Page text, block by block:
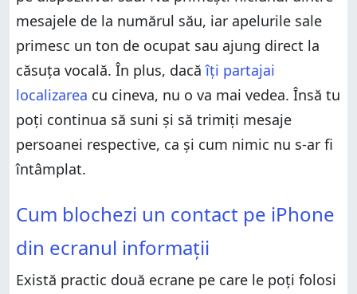
Configurări
Cum blochezi necunoscuții care te sună pe iPhone
Cum blochezi mesaje text pe un iPhone
De ce ai vrut să știi cum blochezi apeluri pe iPhone?
mesajele de la numărul său, iar apelurile sale
primesc un ton de ocupat sau ajung direct la
căsuța vocală. În plus, dacăîți partajai
localizarea cu cineva, nu o va mai vedea. Însă tu
poți continua să suni și să trimiți mesaje
persoanei respective, ca și cum nimic nu s-ar fi
întâmplat.
informații
număr pe iPhone
informații
Cum blochezi un contact pe iPhone
din ecranul informații
Există practic două ecrane pe care le poți folosi